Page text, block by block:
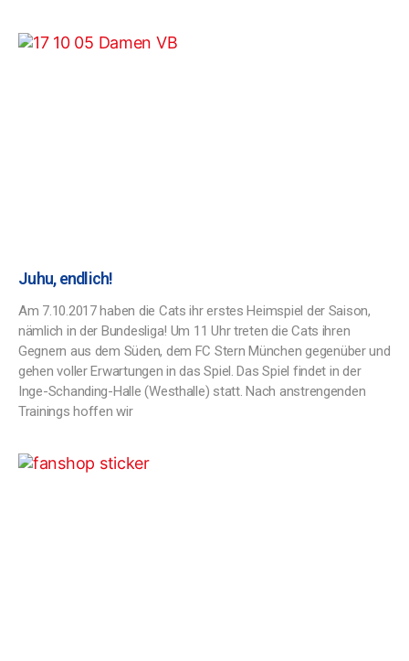
Juhu, endlich!
Am 7.10.2017 haben die Cats ihr erstes Heimspiel der Saison,
nämlich in der Bundesliga! Um 11 Uhr treten die Cats ihren
Gegnern aus dem Süden, dem FC Stern München gegenüber und
gehen voller Erwartungen in das Spiel. Das Spiel findet in der
Inge-Schanding-Halle (Westhalle) statt. Nach anstrengenden
Trainings hoffen wir